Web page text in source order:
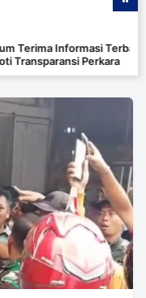
Informasi Terbaru
Perkara